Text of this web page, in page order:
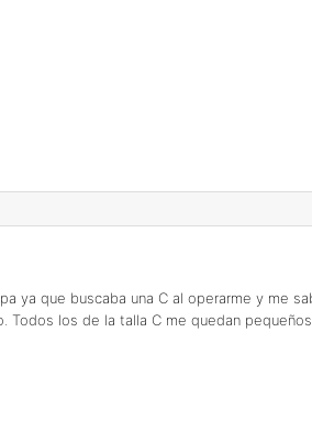
ya que buscaba una C al operarme y me
los de la talla C me quedan